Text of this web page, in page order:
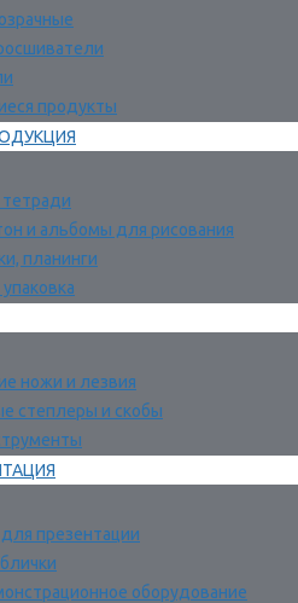
продукты
и альбомы для рисования
планинги
ножи и лезвия
степлеры и скобы
презентации
оборудование